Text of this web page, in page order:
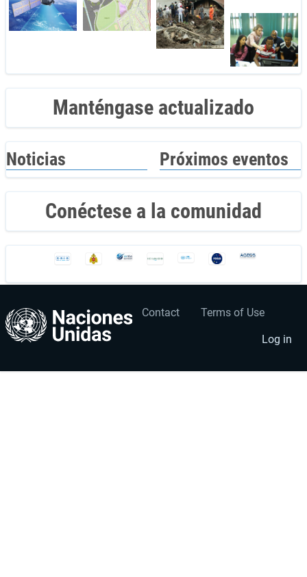
Manténgase actualizado
Noticias Próximos eventos
Conéctese a la comunidad
Footer
Contact Terms of Use
User
account
menu
Log in